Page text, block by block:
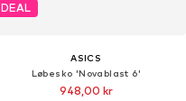
DEAL
ASICS
Løbesko 'Novablast 6'
948,00 kr